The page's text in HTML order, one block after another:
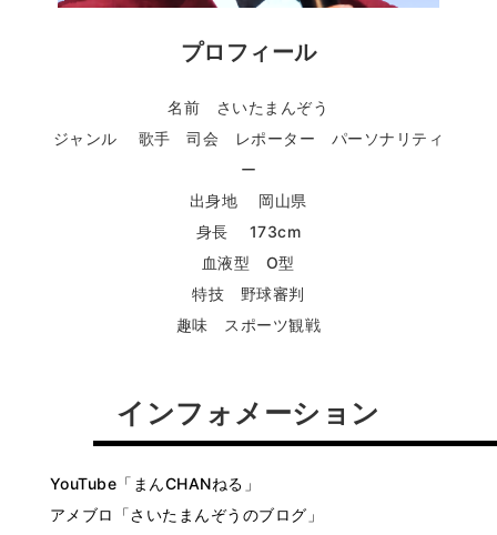
プロフィール
名前 さいたまんぞう
ジャンル 歌手 司会 レポーター パーソナリティ
ー
出身地 岡山県
身長 173cm
血液型 O型
特技 野球審判
趣味 スポーツ観戦
インフォメーション
YouTube「まんCHANねる」
アメブロ「さいたまんぞうのブログ」